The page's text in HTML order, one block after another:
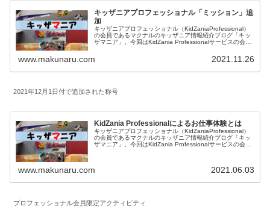
キッザニアプロフェッショナル「ミッション」追
加
キッザニアプロフェッショナル（KidZaniaProfessional）
の会員であるマクナルのキッザニア情報紹介ブログ「キッ
ザマニア」。今回はKidZania Professionalサービスの会員
東京、キッザニア甲子園でお仕事をたくさんして称号を獲
得したいです。
www.makunaru.com 2021.11.26
2021年12月1日付で追加された称号
KidZania Professionalによるお仕事体験とは
キッザニアプロフェッショナル（KidZaniaProfessional）
の会員であるマクナルのキッザニア情報紹介ブログ「キッ
ザマニア」。今回はKidZania Professionalサービスの会員
www.makunaru.com 2021.06.03
プロフェッショナル会員限定アクティビティ